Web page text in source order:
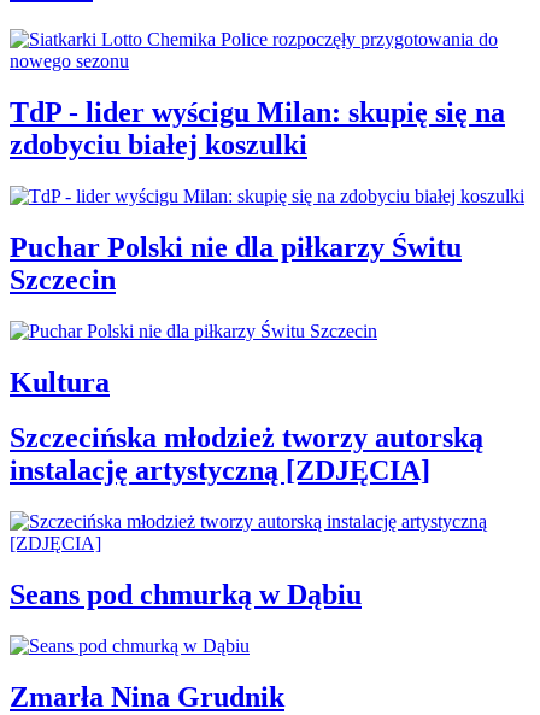
TdP - lider wyścigu Milan: skupię się na
zdobyciu białej koszulki
Puchar Polski nie dla piłkarzy Świtu
Szczecin
Kultura
Szczecińska młodzież tworzy autorską
instalację artystyczną [ZDJĘCIA]
Seans pod chmurką w Dąbiu
Zmarła Nina Grudnik